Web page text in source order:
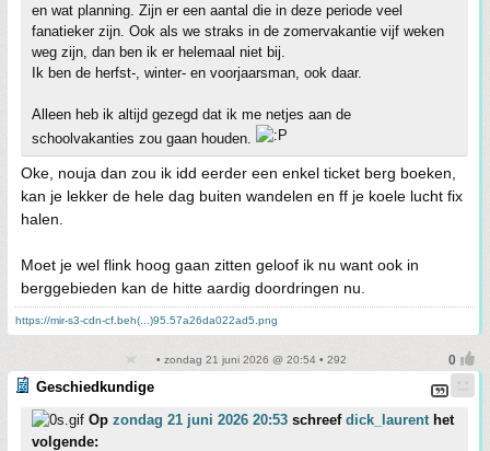
en wat planning. Zijn er een aantal die in deze periode veel
fanatieker zijn. Ook als we straks in de zomervakantie vijf weken
weg zijn, dan ben ik er helemaal niet bij.
Ik ben de herfst-, winter- en voorjaarsman, ook daar.
Alleen heb ik altijd gezegd dat ik me netjes aan de
schoolvakanties zou gaan houden.
Oke, nouja dan zou ik idd eerder een enkel ticket berg boeken,
kan je lekker de hele dag buiten wandelen en ff je koele lucht fix
halen.
Moet je wel flink hoog gaan zitten geloof ik nu want ook in
berggebieden kan de hitte aardig doordringen nu.
https://mir-s3-cdn-cf.beh(...)95.57a26da022ad5.png
• zondag 21 juni 2026 @ 20:54 • 292
Geschiedkundige
Op zondag 21 juni 2026 20:53 schreef dick_laurenthet
volgende: